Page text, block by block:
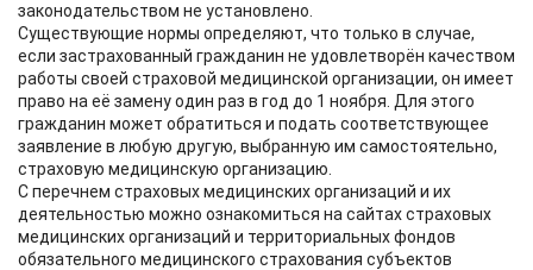
законодательством не установлено.
Существующие нормы определяют, что только в случае,
если застрахованный гражданин не удовлетворён качеством
работы своей страховой медицинской организации, он имеет
право на её замену один раз в год до 1 ноября. Для этого
гражданин может обратиться и подать соответствующее
заявление в любую другую, выбранную им самостоятельно,
страховую медицинскую организацию.
С перечнем страховых медицинских организаций и их
деятельностью можно ознакомиться на сайтах страховых
медицинских организаций и территориальных фондов
обязательного медицинского страхования субъектов